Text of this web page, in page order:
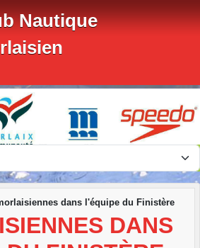
Nautique
dans l'équipe du Finistère
DANS
cookies